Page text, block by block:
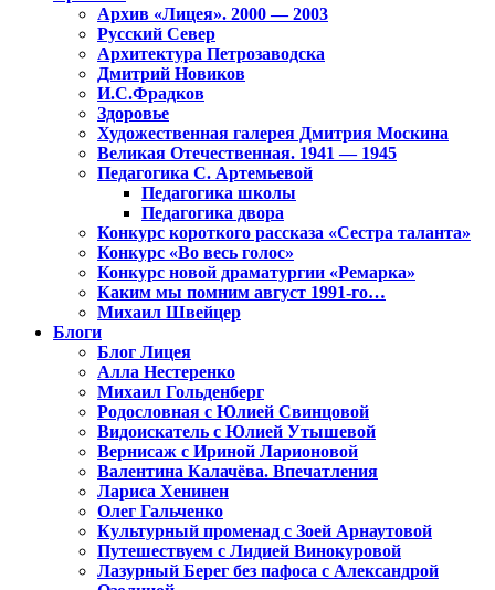
Архив «Лицея». 2000 — 2003
Русский Север
Архитектура Петрозаводска
Дмитрий Новиков
И.С.Фрадков
Здоровье
Художественная галерея Дмитрия Москина
Великая Отечественная. 1941 — 1945
Педагогика С. Артемьевой
Педагогика школы
Педагогика двора
Конкурс короткого рассказа «Сестра таланта»
Конкурс «Во весь голос»
Конкурс новой драматургии «Ремарка»
Каким мы помним август 1991-го…
Михаил Швейцер
Блоги
Блог Лицея
Алла Нестеренко
Михаил Гольденберг
Родословная с Юлией Свинцовой
Видоискатель с Юлией Утышевой
Вернисаж с Ириной Ларионовой
Валентина Калачёва. Впечатления
Лариса Хенинен
Олег Гальченко
Культурный променад с Зоей Арнаутовой
Путешествуем с Лидией Винокуровой
Лазурный Берег без пафоса с Александрой